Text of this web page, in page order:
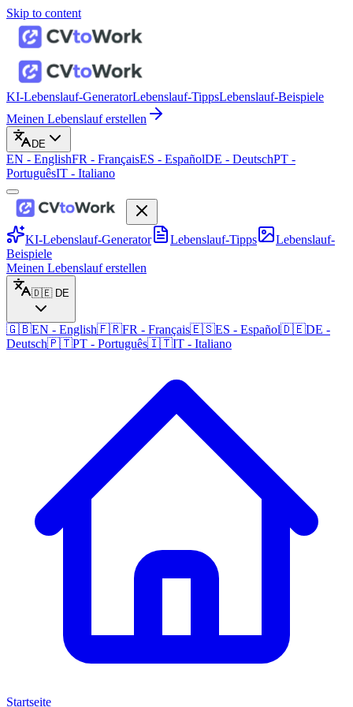
Skip to content
KI-Lebenslauf-GeneratorLebenslauf-TippsLebenslauf-Beispiele
Meinen Lebenslauf erstellen
DE
EN - EnglishFR - FrançaisES - EspañolDE - DeutschPT -
PortuguêsIT - Italiano
KI-Lebenslauf-Generator Lebenslauf-Tipps
Lebenslauf-
Beispiele
Meinen Lebenslauf erstellen
🇩🇪 DE
🇬🇧EN - English🇫🇷FR - Français🇪🇸ES - Español🇩🇪DE -
Deutsch🇵🇹PT - Português🇮🇹IT - Italiano
Startseite